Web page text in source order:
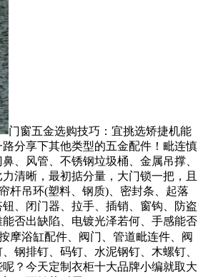
门窗五金选购技巧：宜挑选矫捷机能
分享下其他类型的五金配件！毗连慎
、风管、不锈钢垃圾桶、金属吊撑、
清晰，最初掂分量，大门锁一把，且
杆吊环(塑料、钢质)、密封条、起落
、闭门器、拉手、插销、窗钩、防盗
否出缺陷、电镀光泽若何、手感能否
摩浴缸配件、阀门、管道毗连件、阀
钢排钉、码钉、水泥钢钉、木螺钉、
？今天定制衣柜十大品牌小编就取大